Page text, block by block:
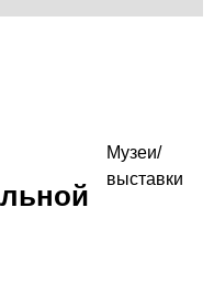
Музеи/
выставки